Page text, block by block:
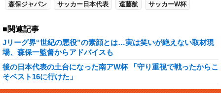
森保ジャパン サッカー日本代表 遠藤航 サッカーW杯
■関連記事
Jリーグ界“世紀の悪役”の素顔とは…実は笑いが絶えない取材現
場、森保一監督からアドバイスも
後の日本代表の土台になった南アW杯 「守り重視で戦ったからこ
そベスト16に行けた」